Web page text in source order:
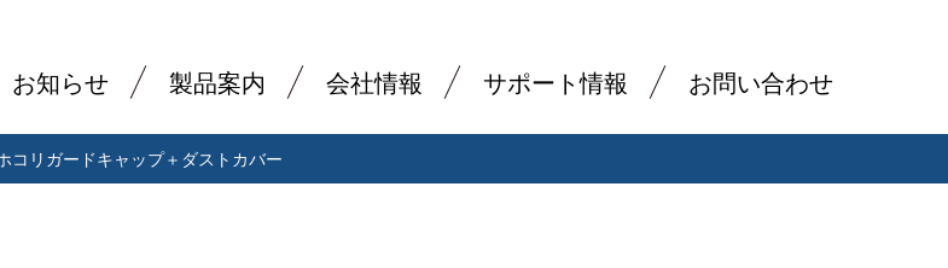
お知らせ 製品案内 会社情報 サポート情報 お問い合わせ
コリガードキャップ＋ダストカバー